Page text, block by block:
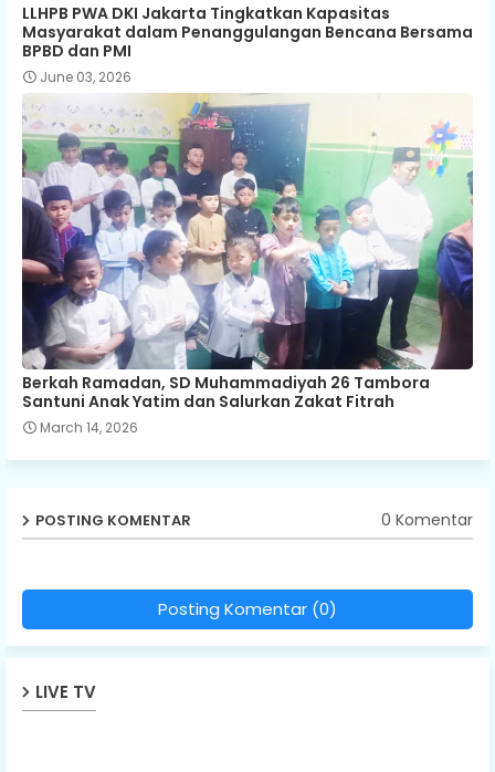
LLHPB PWA DKI Jakarta Tingkatkan Kapasitas
Masyarakat dalam Penanggulangan Bencana Bersama
BPBD dan PMI
June 03, 2026
Berkah Ramadan, SD Muhammadiyah 26 Tambora
Santuni Anak Yatim dan Salurkan Zakat Fitrah
March 14, 2026
POSTING KOMENTAR 0 Komentar
Posting Komentar (0)
LIVE TV